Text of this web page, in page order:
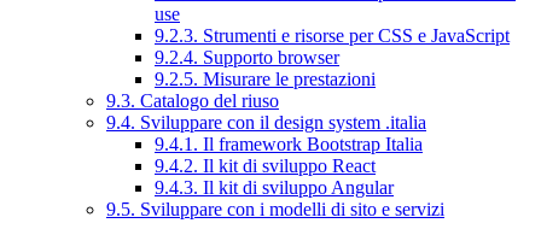
use
9.2.3. Strumenti e risorse per CSS e JavaScript
9.2.4. Supporto browser
9.2.5. Misurare le prestazioni
9.3. Catalogo del riuso
9.4. Sviluppare con il design system .italia
9.4.1. Il framework Bootstrap Italia
9.4.2. Il kit di sviluppo React
9.4.3. Il kit di sviluppo Angular
9.5. Sviluppare con i modelli di sito e servizi